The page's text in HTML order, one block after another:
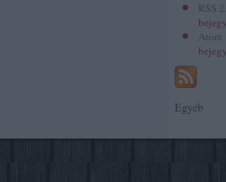
RSS
Atom
Egyéb